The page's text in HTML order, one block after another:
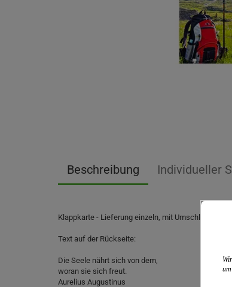
Beschreibung Individueller
Klappkarte - Lieferung einzeln, mit Umschlag
Text auf der Rückseite:
Die Seele nährt sich von dem,
woran sie sich freut.
Aurelius Augustinus